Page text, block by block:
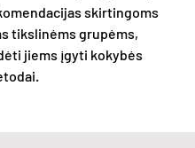
skirtingoms
tikslinėms grupėms,
jiems įgyti kokybės